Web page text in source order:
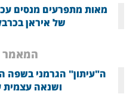
מאות מתפרעים מנסים
של איראן
המאמר
ה"עיתון" הגרמני בשפה
ושנאה עצמית